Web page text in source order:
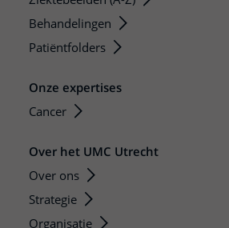
Behandelingen
Patiëntfolders
Onze expertises
Cancer
Over het UMC Utrecht
Over ons
Strategie
Organisatie